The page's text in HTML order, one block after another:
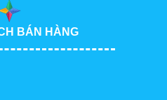
BÁN HÀNG